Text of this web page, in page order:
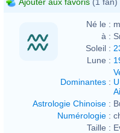
Né le :
à :
Soleil :
Lune :
Dominantes :
Astrologie Chinoise :
Numérologie :
Taille :